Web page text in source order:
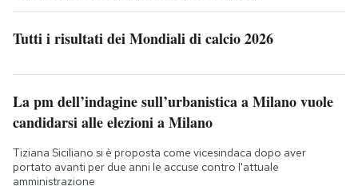
Tutti i risultati dei Mondiali di calcio 2026
La pm dell’indagine sull’urbanistica a Milano vuole
candidarsi alle elezioni a Milano
Tiziana Siciliano si è proposta come vicesindaca dopo aver
portato avanti per due anni le accuse contro l'attuale
amministrazione